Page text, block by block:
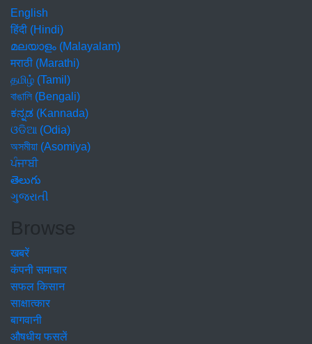
English
हिंदी (Hindi)
മലയാളം (Malayalam)
मराठी (Marathi)
தமிழ் (Tamil)
বাঙালি (Bengali)
ಕನ್ನಡ (Kannada)
ଓଡିଆ (Odia)
অসমীয়া (Asomiya)
ਪੰਜਾਬੀ
తెలుగు
ગુજરાતી
Browse
खबरें
कंपनी समाचार
सफल किसान
साक्षात्कार
बागवानी
औषधीय फसलें